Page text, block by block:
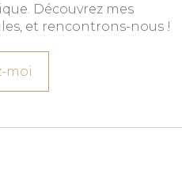
Découvrez mes
et rencontrons-nous !
moi